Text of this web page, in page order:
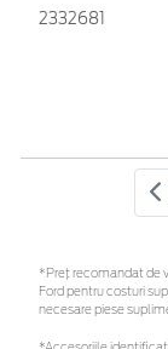
2332681
*Preţ recomandat de
Ford pentru costuri
necesare piese